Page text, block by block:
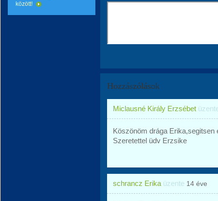
között!
Hozzászólások
Miclausné Király Erzsébet
Köszönöm drága
Szeretettel üdv Erzsike
schrancz Erika üzente 14 éve